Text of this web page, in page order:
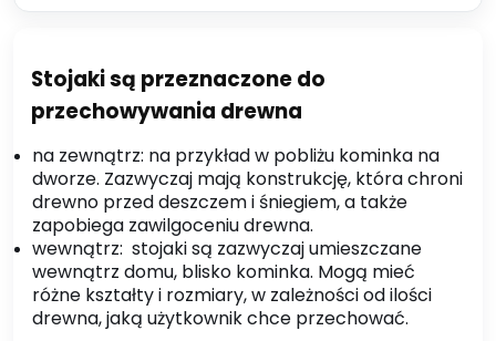
Stojaki są przeznaczone do
przechowywania drewna
na zewnątrz: na przykład w pobliżu kominka na
dworze. Zazwyczaj mają konstrukcję, która chroni
drewno przed deszczem i śniegiem, a także
zapobiega zawilgoceniu drewna.
wewnątrz: stojaki są zazwyczaj umieszczane
wewnątrz domu, blisko kominka. Mogą mieć
różne kształty i rozmiary, w zależności od ilości
drewna, jaką użytkownik chce przechować.